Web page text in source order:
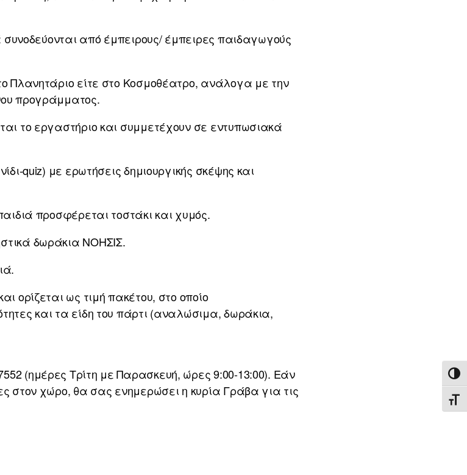
συνοδεύονται από έμπειρους/ έμπειρες παιδαγωγούς
Πλανητάριο είτε στο Κοσμοθέατρο, ανάλογα με την
προγράμματος.
το εργαστήριο και συμμετέχουν σε εντυπωσιακά
quiz) με ερωτήσεις δημιουργικής σκέψης και
προσφέρεται τοστάκι και χυμός.
δωράκια ΝΟΗΣΙΣ.
ορίζεται ως τιμή πακέτου, στο οποίο
και τα είδη του πάρτι (αναλώσιμα, δωράκια,
(ημέρες Τρίτη με Παρασκευή, ώρες 9:00-13:00). Εάν
στον χώρο, θα σας ενημερώσει η κυρία Γράβα για τις